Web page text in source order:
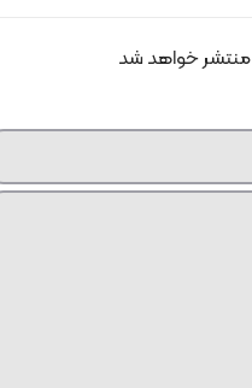
منتشر خواهد شد